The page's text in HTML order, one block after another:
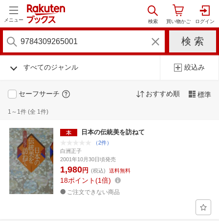
メニュー
すべてのジャンル 絞込み
セーフサーチ おすすめ順 標準
1～1件 (全 1件)
日本の伝統美を訪ねて
（2件）
白洲正子
2001年10月30日頃発売
1,980円 (税込) 送料無料
18ポイント 1倍
ご注文できない商品